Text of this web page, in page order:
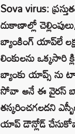
Sova virus:
దుకాణాల్లో
బ్యాంకింగ్‌ యాప్‌లే
లింకులను
బ్యాంకు యాప్స్ ను
సోవా అనే ఈ వైరస్
తస్కరించగలదని
యాప్ డౌన్లోడ్